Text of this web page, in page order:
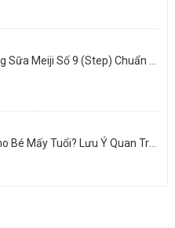
Sữa Meiji Số 9 Dành Cho Bé Mấy Tuổi? Lưu Ý Quan Trọng Khi Chọn Sữa Cho Giai Đoạn Vàng 1-3 Tuổi